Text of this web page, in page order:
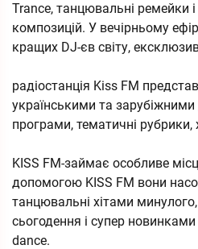
Trance, танцювальні ремейки
композицій. У вечірньому
кращих DJ-єв світу,
радіостанція Kiss FM
українськими та
програми, тематичні рубрики,
KISS FM-займає особливе
допомогою KISS FM вони
танцювальні хітами
сьогодення і супер новинками
dance.